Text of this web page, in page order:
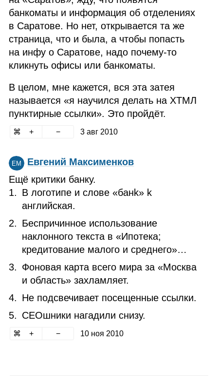
банкоматы и информация об отделениях
в Саратове. Но нет, открывается та же
страница, что и была, а чтобы попасть
на инфу о Саратове, надо почему‑то
кликнуть офисы или банкоматы.
В целом, мне кажется, вся эта затея
называется «я научился делать на ХТМЛ
пунктирные ссылки». Это пройдёт.
3 авг 2010
ЕМ
Евгений Максименков
Ещё критики банку.
В логотипе и слове «банk» k
английская.
Беспричинное использование
наклонного текста в «Ипотека;
кредитование малого и среднего»…
Фоновая карта всего мира за «Москва
и область» захламляет.
Не подсвечивает посещенные ссылки.
СЕОшники нагадили снизу.
10 ноя 2010